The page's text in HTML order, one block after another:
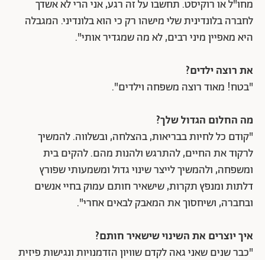
מחו"ל או רוקיסט. תחשבו על זה רגע, אני הרי לא אשדך
לחברה בלונדינית שלי מישהו רק כי הוא בלונדיני. המגבלה
היא מאפיין מיני רבים, לא מה שמגדיר אותי".
את רוצה ילדים?
"בטח! מאוד רוצה משפחה וילדים".
מה החלום הגדול שלך?
"קודם כל לחיות בבריאות, בהצלחה, ובשלווה. להמשיך
לרקוד את החיים, להתרגש ולהנות מהם. להקים בית
ומשפחה, ולהמשיך לייצר שינוי גדול ומשמעותי שפורץ
דלתות ומנפץ תקרות, שישאיר חותם עמוק בחיי אנשים
ובחברה, ושיחסוך את המאבק לבאים אחרי".
איך יוצרים את השינוי שישאיר חותם?
"כבר שנים שאני גאה לקדם שוויון הזדמנויות ונגישות פיזית